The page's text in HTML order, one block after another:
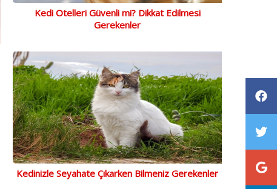
Kedi Otelleri Güvenli mi? Dikkat Edilmesi
Gerekenler
Kedinizle Seyahate Çıkarken Bilmeniz Gerekenler